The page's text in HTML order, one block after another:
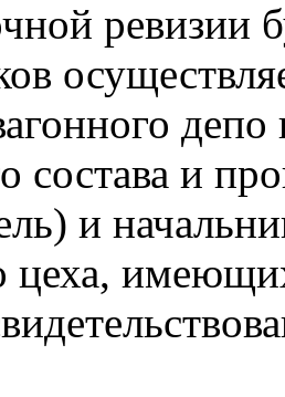
ревизии
состава и
и
цеха,